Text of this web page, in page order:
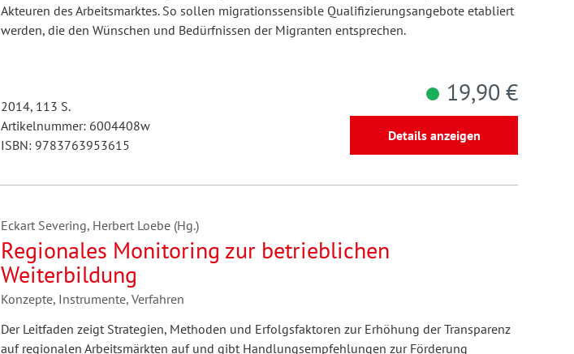
Akteuren des Arbeitsmarktes. So sollen migrationssensible Qualifizierungsangebote etabliert
werden, die den Wünschen und Bedürfnissen der Migranten entsprechen.
2014, 113 S.
Artikelnummer: 6004408w
ISBN: 9783763953615
19,90 €
Details anzeigen
Eckart Severing, Herbert Loebe (Hg.)
Regionales Monitoring zur betrieblichen
Weiterbildung
Konzepte, Instrumente, Verfahren
Der Leitfaden zeigt Strategien, Methoden und Erfolgsfaktoren zur Erhöhung der Transparenz
auf regionalen Arbeitsmärkten auf und gibt Handlungsempfehlungen zur Förderung